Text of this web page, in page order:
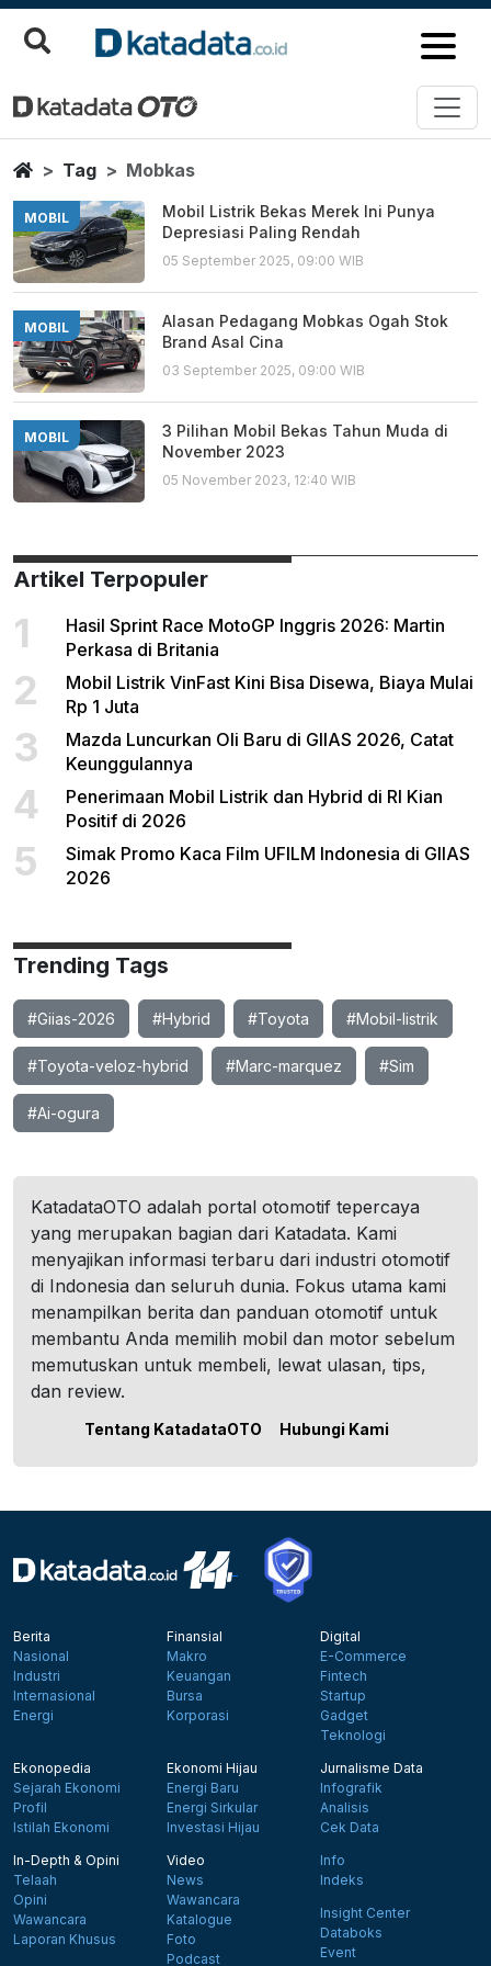
Mobkas
Berita Terbaru
HomeTag Mobkas
MOBIL
Mobil Listrik Bekas Merek Ini Punya
Depresiasi Paling Rendah
05 September 2025, 09:00 WIB
MOBIL
Alasan Pedagang Mobkas Ogah Stok
Brand Asal Cina
03 September 2025, 09:00 WIB
MOBIL
3 Pilihan Mobil Bekas Tahun Muda di
November 2023
05 November 2023, 12:40 WIB
Artikel Terpopuler
1
Hasil Sprint Race MotoGP Inggris 2026: Martin
Perkasa di Britania
2
Mobil Listrik VinFast Kini Bisa Disewa, Biaya Mulai
Rp 1 Juta
3
Mazda Luncurkan Oli Baru di GIIAS 2026, Catat
Keunggulannya
4
Penerimaan Mobil Listrik dan Hybrid di RI Kian
Positif di 2026
5
Simak Promo Kaca Film UFILM Indonesia di GIIAS
2026
Trending Tags
#Giias-2026 #Hybrid #Toyota #Mobil-listrik
#Toyota-veloz-hybrid #Marc-marquez #Sim
#Ai-ogura
KatadataOTO adalah portal otomotif tepercaya
yang merupakan bagian dari Katadata. Kami
menyajikan informasi terbaru dari industri otomotif
di Indonesia dan seluruh dunia. Fokus utama kami
menampilkan berita dan panduan otomotif untuk
membantu Anda memilih mobil dan motor sebelum
memutuskan untuk membeli, lewat ulasan, tips,
dan review.
Tentang KatadataOTO Hubungi Kami
Berita
Nasional
Industri
Internasional
Energi
Finansial
Makro
Keuangan
Bursa
Korporasi
Digital
E-Commerce
Fintech
Startup
Gadget
Teknologi
Ekonopedia
Sejarah Ekonomi
Profil
Istilah Ekonomi
Ekonomi Hijau
Energi Baru
Energi Sirkular
Investasi Hijau
Jurnalisme Data
Infografik
Analisis
Cek Data
In-Depth & Opini
Telaah
Opini
Wawancara
Laporan Khusus
Video
News
Wawancara
Katalogue
Foto
Podcast
Info
Indeks
Insight Center
Databoks
Event